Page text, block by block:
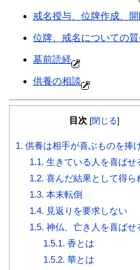
戒名授与、位牌作成、
位牌、戒名についての
墓前読経
供養の相談
目次 [閉じる]
1. 供養は相手が喜ぶものを捧
1.1. 生きている人を喜ばせ
1.2. 喜んだ結果として得ら
1.3. 本末転倒
1.4. 見返りを要求しない
1.5. 神仏、亡き人を喜ばせ
1.5.1. 香とは
1.5.2. 華とは